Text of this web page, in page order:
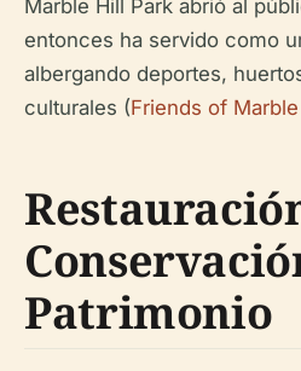
Marble Hill Park abrió al
entonces ha servido como
albergando deportes,
culturales (Friends of
Patrimonio